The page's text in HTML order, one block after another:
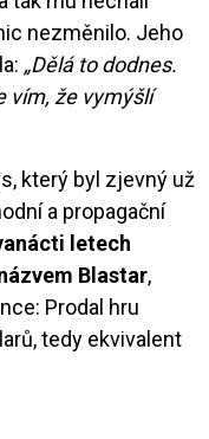
nezměnilo. Jeho
„Dělá to dodnes.
vím, že vymýšlí
který byl zjevný už
a propagační
letech
Blastar,
Prodal hru
tedy ekvivalent